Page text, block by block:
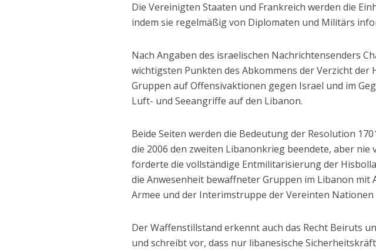
Die Vereinigten Staaten und Frankreich werden die
indem sie regelmäßig von Diplomaten und Militärs
Nach Angaben des israelischen Nachrichtensenders
wichtigsten Punkten des Abkommens der Verzicht
Gruppen auf Offensivaktionen gegen Israel und im
Luft- und Seeangriffe auf den Libanon.
Beide Seiten werden die Bedeutung der Resolution
die 2006 den zweiten Libanonkrieg beendete, aber nie
forderte die vollständige Entmilitarisierung der
die Anwesenheit bewaffneter Gruppen im Libanon mit
Armee und der Interimstruppe der Vereinten Nationen
Der Waffenstillstand erkennt auch das Recht Beiruts
und schreibt vor, dass nur libanesische